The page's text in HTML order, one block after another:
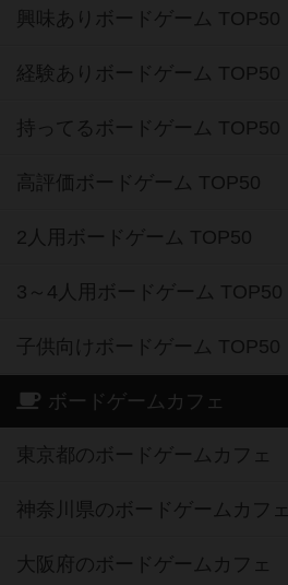
興味ありボードゲーム TOP50
経験ありボードゲーム TOP50
持ってるボードゲーム TOP50
高評価ボードゲーム TOP50
2人用ボードゲーム TOP50
3～4人用ボードゲーム TOP50
子供向けボードゲーム TOP50
ボードゲームカフェ
東京都のボードゲームカフェ
神奈川県のボードゲームカフェ
大阪府のボードゲームカフェ